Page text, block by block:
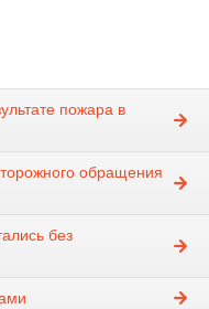
пожара в
обращения
без